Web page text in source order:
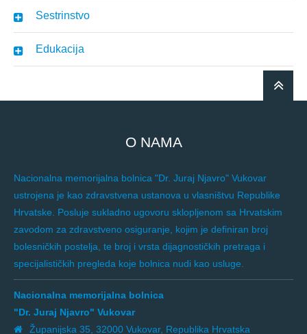
Sestrinstvo
Edukacija
O NAMA
Nacionalna memorijalna bolnica "Dr. Juraj Njavro" Vukovar
ustrojena je kao zdravstvena ustanova u vlasništvu Republike
Hrvatske. Posluje sukladno ugovoru sklopljenom sa Hrvatskim
zavodom za zdravstveno osiguranje, kojim je definiran broj
bolesničkih postelja, te broj i vrsta dijagnostičkih pretraga i
specijalističkih pregleda koje bolnica nudi kao usluge.
Nacionalna memorijalna bolnica
"Dr. Juraj Njavro" Vukovar
Županijska 35, 32000 Vukovar, Republika Hrvatska